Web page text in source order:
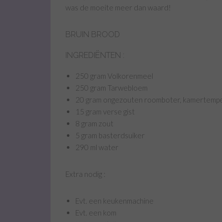
was de moeite meer dan waard!
BRUIN BROOD
INGREDIËNTEN :
250 gram Volkorenmeel
250 gram Tarwebloem
20 gram ongezouten roomboter,
15 gram verse gist
8 gram zout
5 gram basterdsuiker
290 ml water
Extra nodig :
Evt. een keukenmachine
Evt. een kom